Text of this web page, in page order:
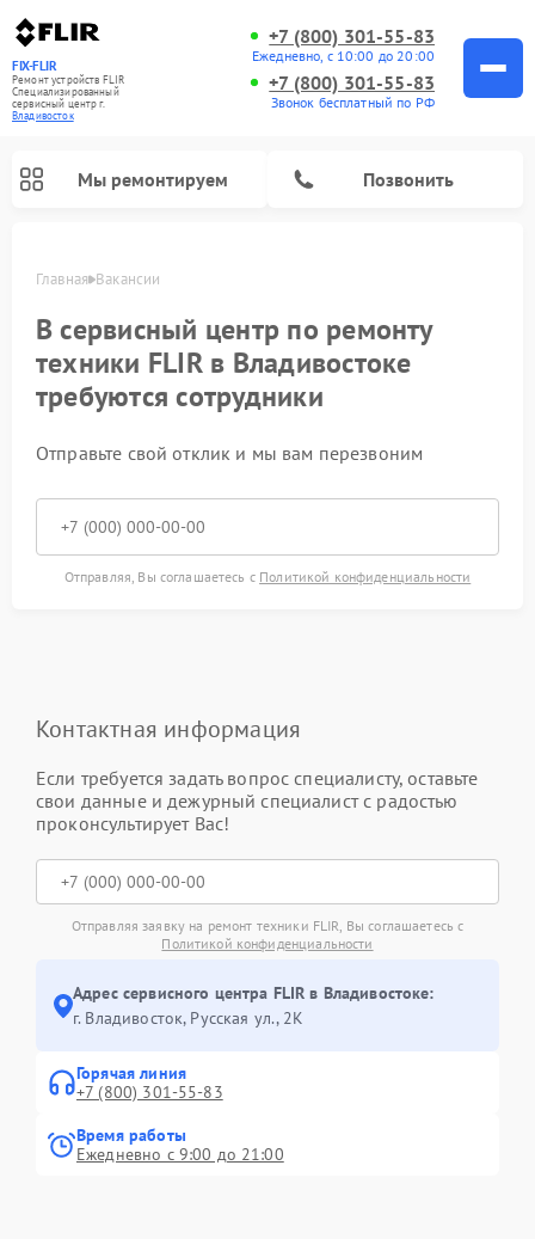
FIX-FLIR
Ремонт устройств FLIR
Специализированный
cервисный центр г.
Владивосток
+7 (800) 301-55-83
Ежедневно, с 10:00 до 20:00
+7 (800) 301-55-83
Звонок бесплатный по РФ
Мы ремонтируем Позвонить
Главная Вакансии
В сервисный центр по ремонту
техники FLIR в Владивостоке
требуются сотрудники
Отправьте свой отклик и мы вам перезвоним
Отправляя, Вы соглашаетесь с Политикой конфиденциальности
Контактная информация
Если требуется задать вопрос специалисту, оставьте
свои данные и дежурный специалист с радостью
проконсультирует Вас!
Отправляя заявку на ремонт техники FLIR, Вы соглашаетесь с
Политикой конфиденциальности
Адрес сервисного центра FLIR в Владивостоке:
г. Владивосток, Русская ул., 2К
Горячая линия
+7 (800) 301-55-83
Время работы
Ежедневно с 9:00 до 21:00